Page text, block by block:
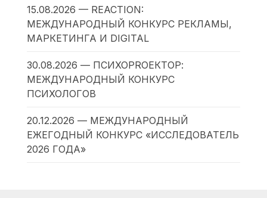
15.08.2026 — REACTION:
МЕЖДУНАРОДНЫЙ КОНКУРС РЕКЛАМЫ,
МАРКЕТИНГА И DIGITAL
30.08.2026 — ПСИХОPROЕКТОР:
МЕЖДУНАРОДНЫЙ КОНКУРС
ПСИХОЛОГОВ
20.12.2026 — МЕЖДУНАРОДНЫЙ
ЕЖЕГОДНЫЙ КОНКУРС «ИССЛЕДОВАТЕЛЬ
2026 ГОДА»